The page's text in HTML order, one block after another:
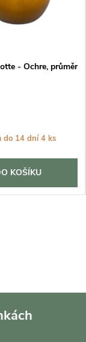
- Ochre, průměr
do 14 dní4 ks
KOŠÍKU